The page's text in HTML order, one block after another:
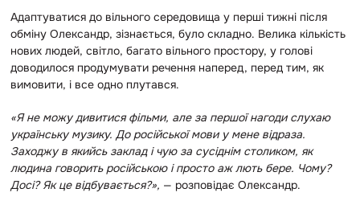
Адаптуватися до вільного середовища у перші тижні після
обміну Олександр, зізнається, було складно. Велика кількість
нових людей, світло, багато вільного простору, у голові
доводилося продумувати речення наперед, перед тим, як
вимовити, і все одно плутався.
«Я не можу дивитися фільми, але за першої нагоди слухаю
українську музику. До російської мови у мене відраза.
Заходжу в якийсь заклад і чую за сусіднім столиком, як
людина говорить російською і просто аж лють бере. Чому?
Досі? Як це відбувається?», — розповідає Олександр.